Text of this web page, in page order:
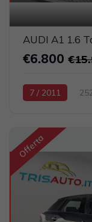
€6.800
7 / 2011
Offerta